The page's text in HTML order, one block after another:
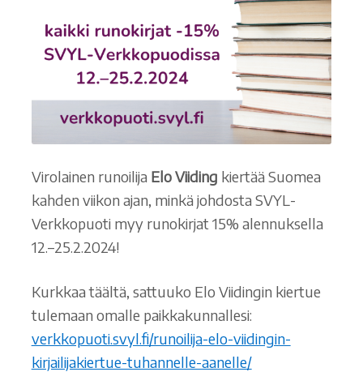
Virolainen runoilija Elo Viiding kiertää Suomea
kahden viikon ajan, minkä johdosta SVYL-
Verkkopuoti myy runokirjat 15% alennuksella
12.–25.2.2024!
Kurkkaa täältä, sattuuko Elo Viidingin kiertue
tulemaan omalle paikkakunnallesi:
verkkopuoti.svyl.fi/runoilija-elo-viidingin-
kirjailijakiertue-tuhannelle-aanelle/